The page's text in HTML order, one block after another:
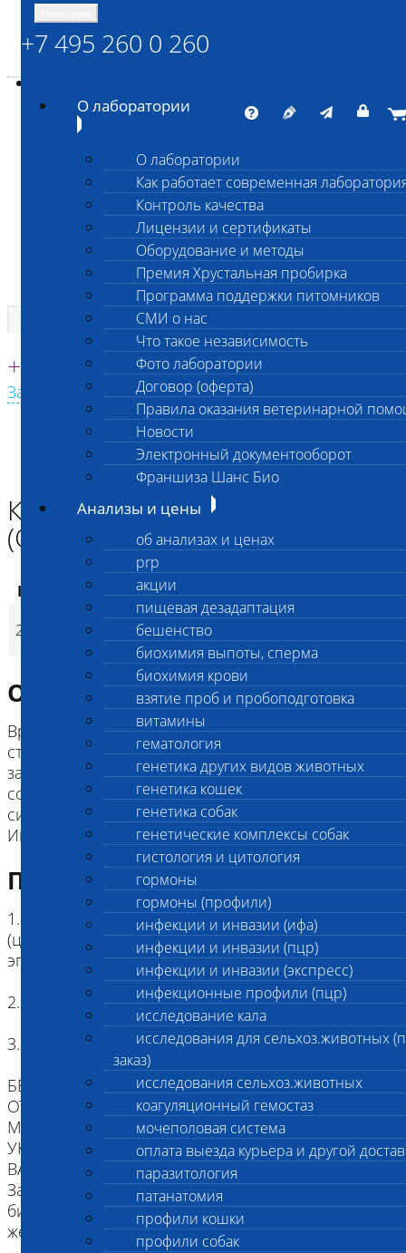
ШАНС БИО
Независимая ветеринарная лаборатория
Единая круглосуточная справочная
+7 495 260 0 260
Заказать звонок с сайта
+7 495 260 0 260
О лаборатории
О лаборатории
Как работает современная
Контроль качества
Лицензии и сертификаты
Оборудование и методы
Премия Хрустальная пробирка
Программа поддержки питомников
СМИ о нас
Что такое независимость
Фото лаборатории
Договор (оферта)
Правила оказания ветеринарной
Новости
Электронный документооборот
Франшиза Шанс Био
Анализы и цены
об анализах и ценах
prp
акции
пищевая дезадаптация
бешенство
биохимия выпоты, сперма
биохимия крови
взятие проб и пробоподготовка
витамины
гематология
генетика других видов животных
генетика кошек
генетика собак
генетические комплексы собак
гистология и цитология
гормоны
гормоны (профили)
инфекции и инвазии (ифа)
инфекции и инвазии (пцр)
инфекции и инвазии (экспресс)
инфекционные профили (пцр)
исследование кала
исследования для сельхоз.животных
заказ)
исследования сельхоз.животных
коагуляционный гемостаз
мочеполовая система
оплата выезда курьера и другой
паразитология
патанатомия
профили кошки
профили собак
Главная страница
Анализы и цены
ГЕНЕТИКА СОБАК
Куриная слепота бриаров (CSNB)
Куриная слепота бриаров
(CSNB)
Код Наименование услуг
Цена, руб.
2923
Куриная слепота
бриаров (CSNB)
Описание исследования
Врожденная "куриная слепота" (врожденная
стационарная ночная слепота) - наследственное
заболевание собак породы бриар,
сопровождающееся нарушениями зрительной
системы.
Имеет рецессивный тип наследования.
Подготовка к исследованию
1. Кровь (2 мл) в пробирке с антикоагулянтом.
(цитрат натрия, К3ЭДТА, К2ЭДТА) , буккальный
эпителий
2. Копия родословной
3. Наличие клейма или чипа
БЕЗ ИДЕНТИФИКАЦИИ, МЫ НЕ НЕСЕМ
ОТВЕТСТВЕННОСТИ, ЧТО ПРИСЛАННЫЙ
МАТЕРИАЛ ПРИНАДЛЕЖИТ ЖИВОТНОМУ
УКАЗАННОМУ В НАПРАВЛЕНИИ.
ВАЖНО для взятия буккального эпителия:
За два часа до проведения процедуры взятия
биоматериала животное следует не кормить,
желательна изоляция от других животных.